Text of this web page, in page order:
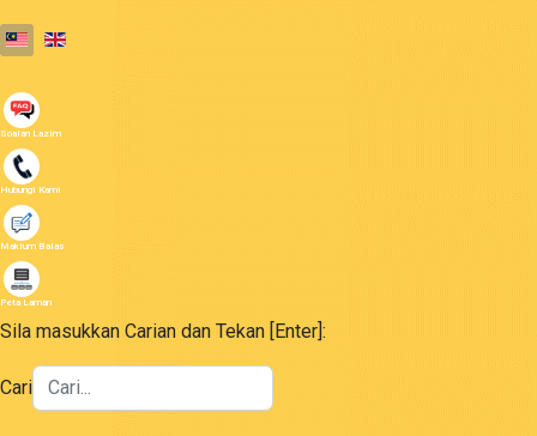
Select your language
Soalan Lazim
Hubungi Kami
Maklum Balas
Peta Laman
Sila masukkan Carian dan Tekan [Enter]:
Cari